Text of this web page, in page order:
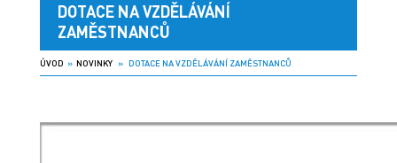
DOTACE NA VZDĚLÁVÁNÍ
ZAMĚSTNANCŮ
ÚVOD » NOVINKY» DOTACE NA VZDĚLÁVÁNÍ ZAMĚSTNANCŮ